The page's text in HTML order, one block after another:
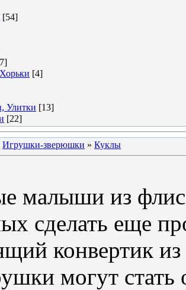
[54]
[4]
Улитки [13]
[22]
Игрушки-зверюшки » Куклы
малыши из
сделать еще
конвертик
могут